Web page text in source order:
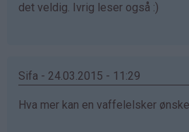
det veldig. Ivrig leser også :)
Sifa - 24.03.2015 - 11:29
Hva mer kan en vaffelelsker